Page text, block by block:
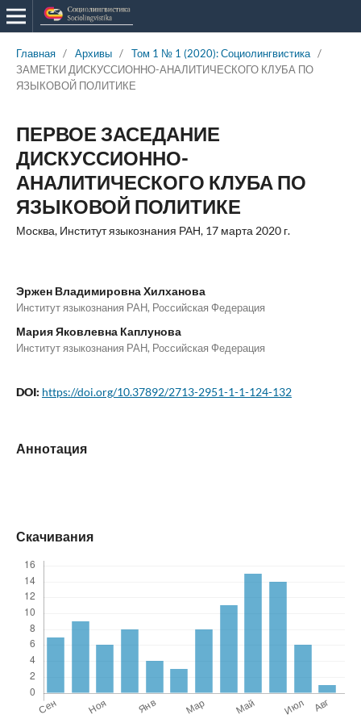
Главная / Архивы / Том 1 № 1 (2020): Социолингвистика /
ЗАМЕТКИ ДИСКУССИОННО-АНАЛИТИЧЕСКОГО КЛУБА ПО
ЯЗЫКОВОЙ ПОЛИТИКЕ
ПЕРВОЕ ЗАСЕДАНИЕ
ДИСКУССИОННО-
АНАЛИТИЧЕСКОГО КЛУБА ПО
ЯЗЫКОВОЙ ПОЛИТИКЕ
Москва, Институт языкознания РАН, 17 марта 2020 г.
Эржен Владимировна Хилханова
Институт языкознания РАН, Российская Федерация
Мария Яковлевна Каплунова
Институт языкознания РАН, Российская Федерация
DOI: https://doi.org/10.37892/2713-2951-1-1-124-132
Аннотация
Скачивания